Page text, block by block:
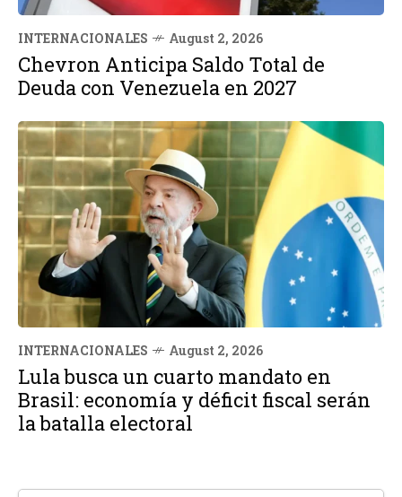
INTERNACIONALES August 2, 2026
Chevron Anticipa Saldo Total de
Deuda con Venezuela en 2027
INTERNACIONALES August 2, 2026
Lula busca un cuarto mandato en
Brasil: economía y déficit fiscal serán
la batalla electoral